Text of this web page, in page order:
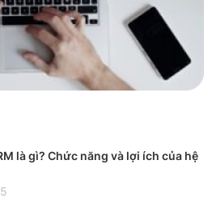
là gì? Chức năng và lợi ích của hệ